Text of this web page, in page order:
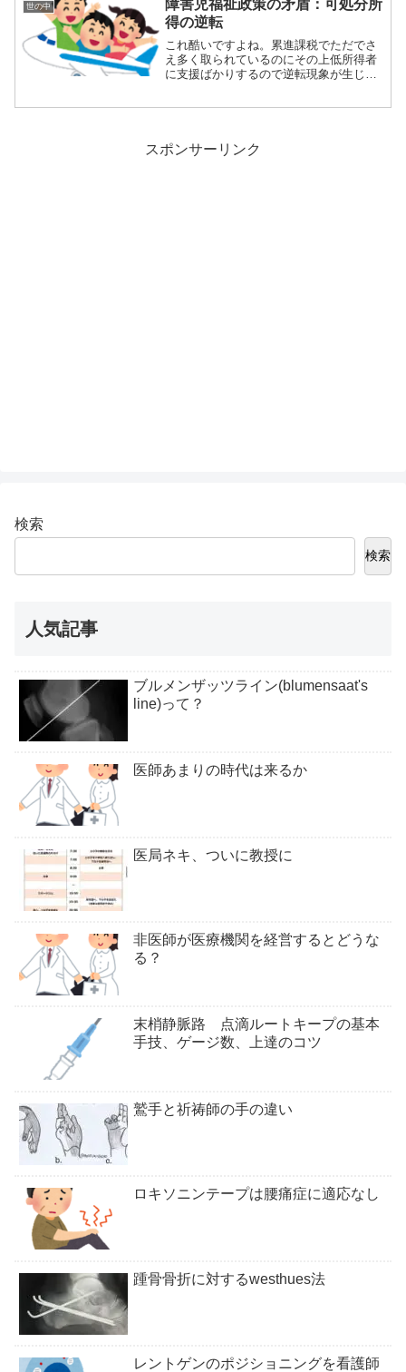
世の中
障害児福祉政策の矛盾：可処分所
得の逆転
これ酷いですよね。累進課税でただでさ
え多く取られているのにその上低所得者
に支援ばかりするので逆転現象が生じま
スポンサーリンク
検索
検索
人気記事
ブルメンザッツライン(blumensaat's
line)って？
医師あまりの時代は来るか
医局ネキ、ついに教授に
非医師が医療機関を経営するとどうな
る？
末梢静脈路 点滴ルートキープの基本
手技、ゲージ数、上達のコツ
鷲手と祈祷師の手の違い
ロキソニンテープは腰痛症に適応なし
踵骨骨折に対するwesthues法
レントゲンのポジショニングを看護師